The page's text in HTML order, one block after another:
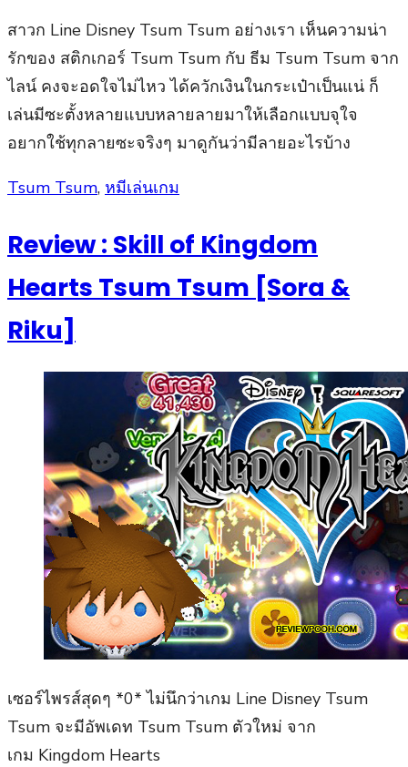
สาวก Line Disney Tsum Tsum อย่างเรา เห็นความน่า
รักของ สติกเกอร์ Tsum Tsum กับ ธีม Tsum Tsum จาก
ไลน์ คงจะอดใจไม่ไหว ได้ควักเงินในกระเป๋าเป็นแน่ ก็
เล่นมีซะตั้งหลายแบบหลายลายมาให้เลือกแบบจุใจ
อยากใช้ทุกลายซะจริงๆ มาดูกันว่ามีลายอะไรบ้าง
Posted
Tsum Tsum, หมีเล่นเกม
Review : Skill of Kingdom
Hearts Tsum Tsum [Sora &
Riku]
เซอร์ไพรส์สุดๆ *0* ไม่นึกว่าเกม Line Disney Tsum
Tsum จะมีอัพเดท Tsum Tsum ตัวใหม่ จาก
เกม Kingdom Hearts